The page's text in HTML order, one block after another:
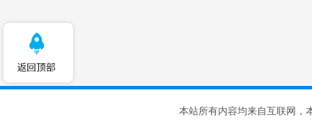
本站所有内容均来自互联网，